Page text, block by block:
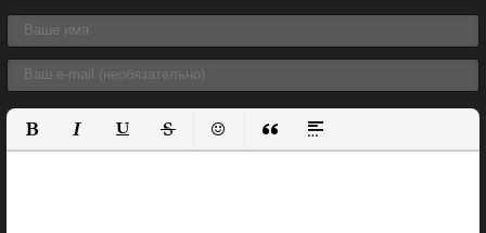
Полужирный
КурсивПодчеркнутый
ЗачеркнутыйВставить смайлик
Вставка цитаты
Вставка спойлера